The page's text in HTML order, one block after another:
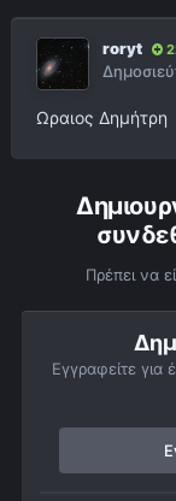
roryt
Ωραιος Δημήτρη
Πρέπει να
Εγγραφείτε